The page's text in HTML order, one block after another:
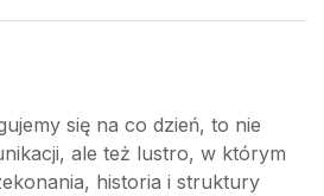
się na co dzień, to nie
ale też lustro, w którym
historia i struktury